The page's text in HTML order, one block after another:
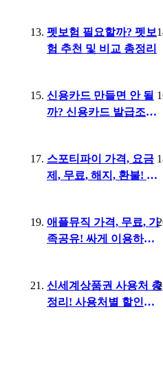
펫보험 필요할까? 펫보
험 추천 및 비교 총정리
신용카드 만들면 안 될
까? 신용카드 발급조건
스포티파이 가격, 요금
제, 무료, 해지, 환불! 음
애플뮤직 가격, 무료, 가
족공유! 싸게 이용하는
신세계상품권 사용처 총
정리! 사용처별 할인혜